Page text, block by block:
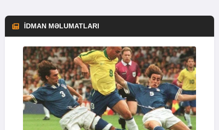
İDMAN MƏLUMATLARI